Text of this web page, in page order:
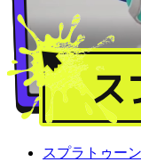
スプラトゥー